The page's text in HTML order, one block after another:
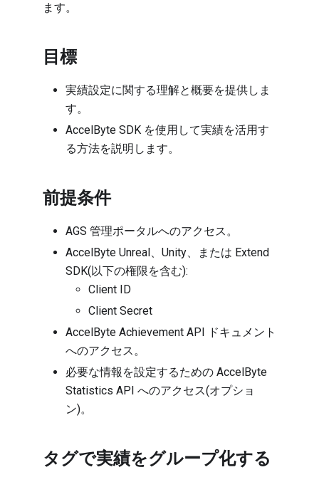
ます。
目標
実績設定に関する理解と概要を提供しま
す。
AccelByte SDK を使用して実績を活用す
る方法を説明します。
前提条件
AGS 管理ポータルへのアクセス。
AccelByte Unreal、Unity、または Extend
SDK(以下の権限を含む):
Client ID
Client Secret
AccelByte Achievement API ドキュメント
へのアクセス。
必要な情報を設定するための AccelByte
Statistics API へのアクセス(オプショ
ン)。
タグで実績をグループ化する